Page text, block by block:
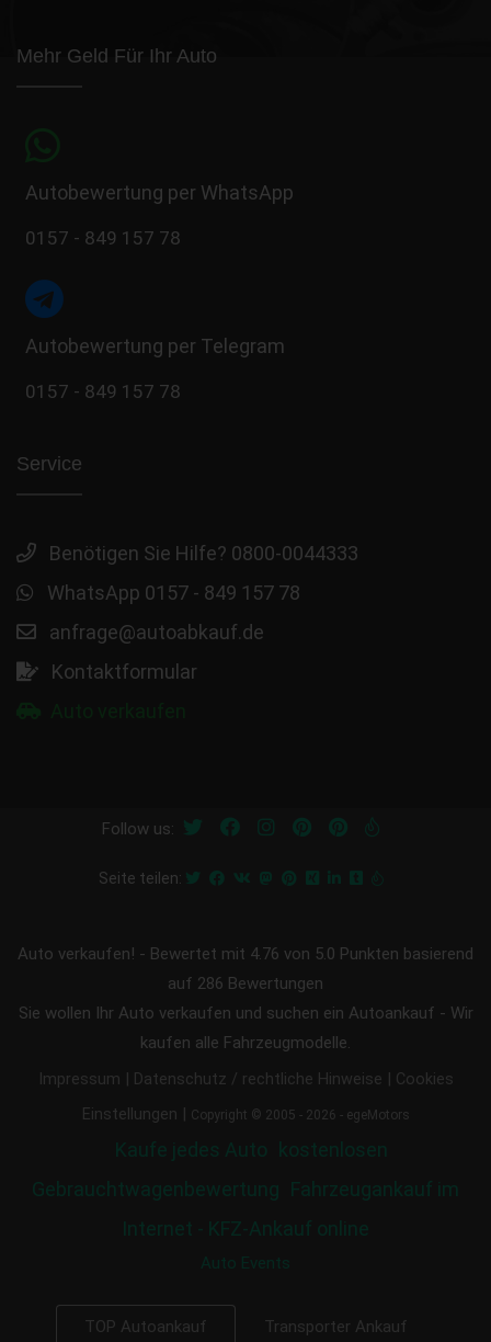
Mehr Geld Für Ihr Auto
Autobewertung per WhatsApp
0157 - 849 157 78
Autobewertung per Telegram
0157 - 849 157 78
Service
Benötigen Sie Hilfe? 0800-0044333
WhatsApp 0157 - 849 157 78
anfrage@autoabkauf.de
Kontaktformular
Follow us:
Seite teilen:
Auto verkaufen! - Bewertet mit 4.76 von 5.0 Punkten basierend
auf 286 Bewertungen
Sie wollen Ihr Auto verkaufen und suchen ein Autoankauf - Wir
kaufen alle Fahrzeugmodelle.
Impressum | Datenschutz / rechtliche Hinweise | Cookies
Einstellungen | Copyright © 2005 - 2026 - egeMotors
Kaufe jedes Auto kostenlosen
Gebrauchtwagenbewertung Fahrzeugankauf im
Internet - KFZ-Ankauf online
Auto Events
TOP Autoankauf Transporter Ankauf